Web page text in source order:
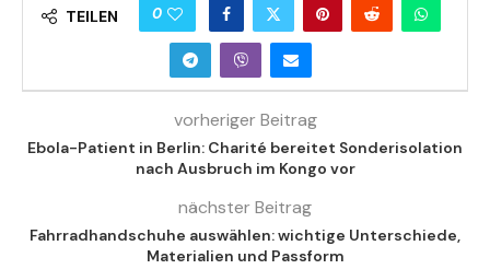
TEILEN 0
vorheriger Beitrag
Ebola-Patient in Berlin: Charité bereitet Sonderisolation
nach Ausbruch im Kongo vor
nächster Beitrag
Fahrradhandschuhe auswählen: wichtige Unterschiede,
Materialien und Passform